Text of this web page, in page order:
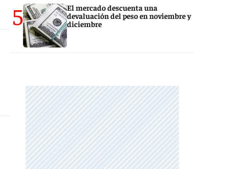
5
El mercado descuenta una
devaluación del peso en noviembre y
diciembre